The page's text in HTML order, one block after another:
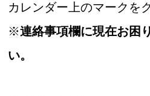
カレンダー上のマークを
※連絡事項欄に現在お困
い。